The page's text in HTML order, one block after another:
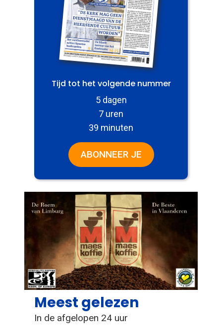
Tijd tot het volgende nummer
5 dagen
7 uren
39 minuten
ABONNEER JE
Meest gelezen
In de afgelopen 24 uur